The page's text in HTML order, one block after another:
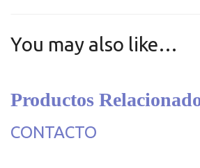
You may also like…
Productos
CONTACTO